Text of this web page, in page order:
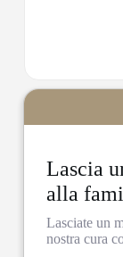
Lascia
alla
Lasciate un
nostra cura